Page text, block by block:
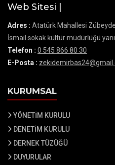
Web Sitesi |
Adres : Atatürk Mahallesi
İsmail sokak kültür müdürlüğü
Telefon : 0 545 866 80 30
E-Posta :
KURUMSAL
YÖNETİM KURULU
DENETİM KURULU
DERNEK TÜZÜĞÜ
DUYURULAR